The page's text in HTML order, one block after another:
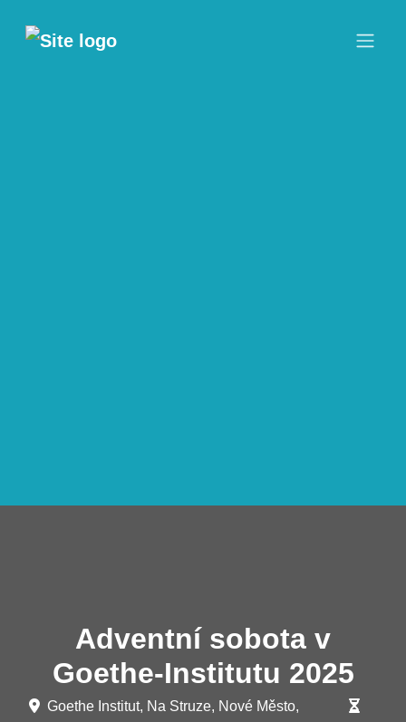
Adventní sobota v
Goethe-Institutu 2025
Goethe Institut, Na Struze, Nové Město,